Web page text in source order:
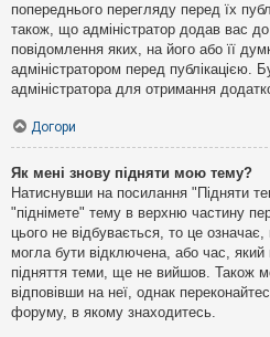
попереднього перегляду перед їх
також, що адміністратор додав вас до
повідомлення яких, на його або її
адміністратором перед публікацією.
адміністратора для отримання
Догори
Як мені знову підняти мою тему?
Натиснувши на посилання "Підняти
"піднімете" тему в верхню частину
цього не відбувається, то це
могла бути відключена, або час,
підняття теми, ще не вийшов. Також
відповівши на неї, однак
форуму, в якому знаходитесь.